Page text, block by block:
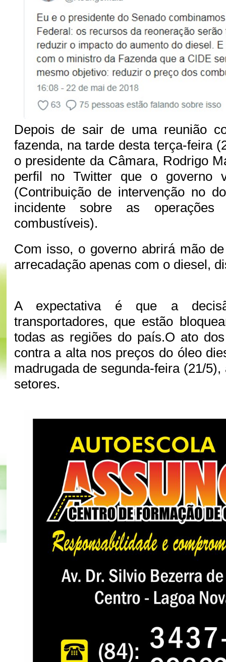
Depois de sair de uma reunião
fazenda, na tarde desta terça-feira
o presidente da Câmara, Rodrigo
perfil no Twitter que o governo
(Contribuição de intervenção no
incidente sobre as operações
combustíveis).
Com isso, o governo abrirá mão
arrecadação apenas com o diesel,
A expectativa é que a
transportadores, que estão
todas as regiões do país.O ato
contra a alta nos preços do óleo
madrugada de segunda-feira (21/
setores.